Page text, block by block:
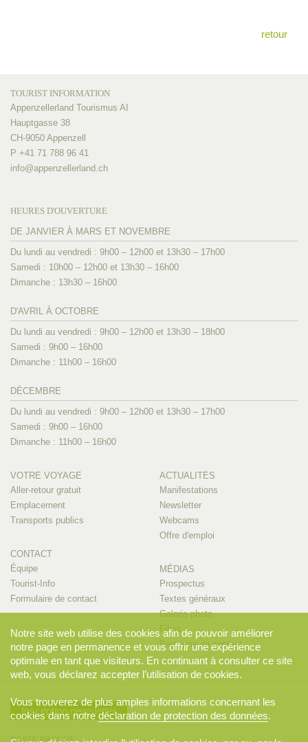
retour
TOURIST INFORMATION
Appenzellerland Tourismus AI
Hauptgasse 38
CH-9050 Appenzell
P +41 71 788 96 41
info@appenzellerland.ch
HEURES D'OUVERTURE
DE JANVIER À MARS ET NOVEMBRE
Du lundi au vendredi : 9h00 – 12h00 et 13h30 – 17h00
Samedi : 10h00 – 12h00 et 13h30 – 16h00
Dimanche : 13h30 – 16h00
D'AVRIL À OCTOBRE
Du lundi au vendredi : 9h00 – 12h00 et 13h30 – 18h00
Samedi : 9h00 – 16h00
Dimanche : 11h00 – 16h00
DÉCEMBRE
Du lundi au vendredi : 9h00 – 12h00 et 13h30 – 17h00
Samedi : 9h00 – 16h00
Dimanche : 11h00 – 16h00
VOTRE VOYAGE
Aller-retour gratuit
Emplacement
Transports publics
CONTACT
Équipe
Tourist-Info
Formulaire de contact
ACTUALITÉS
Manifestations
Newsletter
Webcams
Offre d'emploi
MÉDIAS
Prospectus
Textes généraux
Galerie photo
Films
Personne de contact
Inscription newsletter
RESTE PROCHE
Notre site web utilise des cookies afin de pouvoir améliorer
notre page en permanence et vous offrir une expérience
optimale en tant que visiteurs. En continuant à consulter ce site
web, vous déclarez accepter l’utilisation de cookies.
Vous trouverez de plus amples informations concernant les
cookies dans notredéclaration de protection des données.